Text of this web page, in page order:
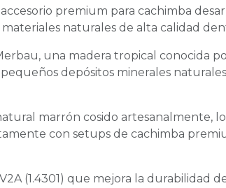
premium para cachimba
naturales de alta calidad
una madera tropical conocida
depósitos minerales
marrón cosido artesanalmente,
con setups de cachimba
(1.4301) que mejora la durabilidad